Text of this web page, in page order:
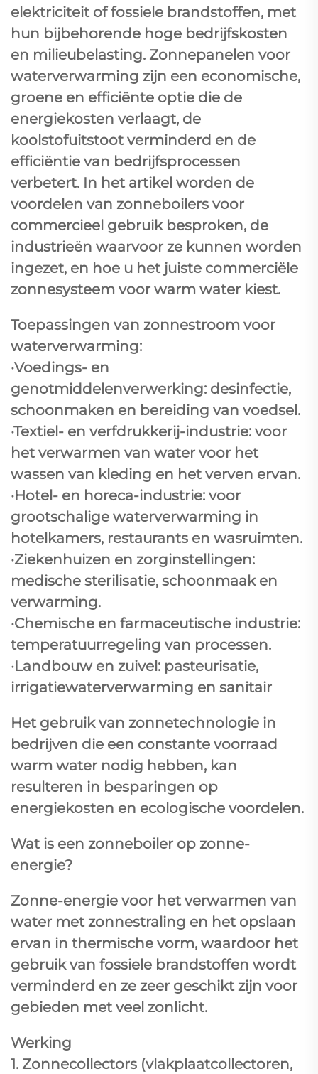
elektriciteit of fossiele brandstoffen, met
hun bijbehorende hoge bedrijfskosten
en milieubelasting. Zonnepanelen voor
waterverwarming zijn een economische,
groene en efficiënte optie die de
energiekosten verlaagt, de
koolstofuitstoot verminderd en de
efficiëntie van bedrijfsprocessen
verbetert. In het artikel worden de
voordelen van zonneboilers voor
commercieel gebruik besproken, de
industrieën waarvoor ze kunnen worden
ingezet, en hoe u het juiste commerciële
zonnesysteem voor warm water kiest.
Toepassingen van zonnestroom voor
waterverwarming:
·Voedings- en
genotmiddelenverwerking: desinfectie,
schoonmaken en bereiding van voedsel.
·Textiel- en verfdrukkerij-industrie: voor
het verwarmen van water voor het
wassen van kleding en het verven ervan.
·Hotel- en horeca-industrie: voor
grootschalige waterverwarming in
hotelkamers, restaurants en wasruimten.
·Ziekenhuizen en zorginstellingen:
medische sterilisatie, schoonmaak en
verwarming.
·Chemische en farmaceutische industrie:
temperatuurregeling van processen.
·Landbouw en zuivel: pasteurisatie,
irrigatiewaterverwarming en sanitair
Het gebruik van zonnetechnologie in
bedrijven die een constante voorraad
warm water nodig hebben, kan
resulteren in besparingen op
energiekosten en ecologische voordelen.
Wat is een zonneboiler op zonne-
energie?
Zonne-energie voor het verwarmen van
water met zonnestraling en het opslaan
ervan in thermische vorm, waardoor het
gebruik van fossiele brandstoffen wordt
verminderd en ze zeer geschikt zijn voor
gebieden met veel zonlicht.
Werking
1. Zonnecollectors (vlakplaatcollectoren,